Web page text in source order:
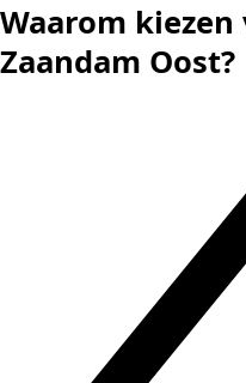
Waarom
Zaandam Oost?